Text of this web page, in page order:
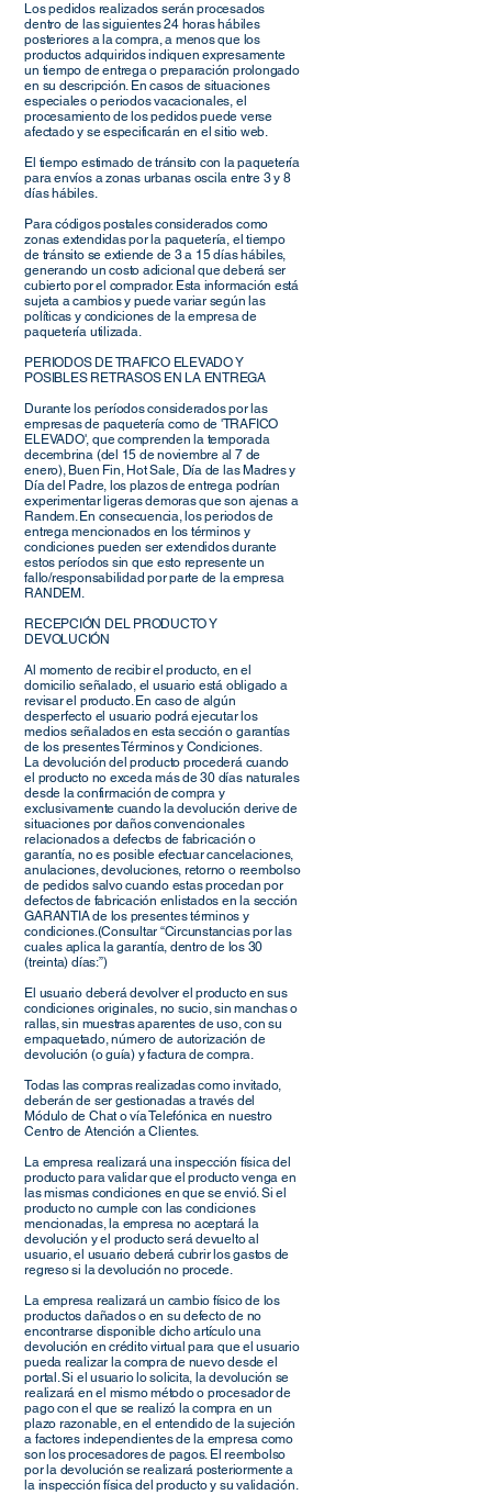
Los pedidos realizados serán procesados
dentro de las siguientes 24 horas hábiles
posteriores a la compra, a menos que los
productos adquiridos indiquen expresamente
un tiempo de entrega o preparación prolongado
en su descripción. En casos de situaciones
especiales o periodos vacacionales, el
procesamiento de los pedidos puede verse
afectado y se especificarán en el sitio web.
El tiempo estimado de tránsito con la paquetería
para envíos a zonas urbanas oscila entre 3 y 8
días hábiles.
Para códigos postales considerados como
zonas extendidas por la paquetería, el tiempo
de tránsito se extiende de 3 a 15 días hábiles,
generando un costo adicional que deberá ser
cubierto por el comprador. Esta información está
sujeta a cambios y puede variar según las
políticas y condiciones de la empresa de
paquetería utilizada.
PERIODOS DE TRAFICO ELEVADO Y
POSIBLES RETRASOS EN LA ENTREGA
Durante los períodos considerados por las
empresas de paquetería como de 'TRAFICO
ELEVADO', que comprenden la temporada
decembrina (del 15 de noviembre al 7 de
enero), Buen Fin, Hot Sale, Día de las Madres y
Día del Padre, los plazos de entrega podrían
experimentar ligeras demoras que son ajenas a
Randem. En consecuencia, los periodos de
entrega mencionados en los términos y
condiciones pueden ser extendidos durante
estos períodos sin que esto represente un
fallo/responsabilidad por parte de la empresa
RANDEM.
RECEPCIÓN DEL PRODUCTO Y
DEVOLUCIÓN
Al momento de recibir el producto, en el
domicilio señalado, el usuario está obligado a
revisar el producto. En caso de algún
desperfecto el usuario podrá ejecutar los
medios señalados en esta sección o garantías
de los presentes Términos y Condiciones.
La devolución del producto procederá cuando
el producto no exceda más de 30 días naturales
desde la confirmación de compra y
exclusivamente cuando la devolución derive de
situaciones por daños convencionales
relacionados a defectos de fabricación o
garantía, no es posible efectuar cancelaciones,
anulaciones, devoluciones, retorno o reembolso
de pedidos salvo cuando estas procedan por
defectos de fabricación enlistados en la sección
GARANTIA de los presentes términos y
condiciones.(Consultar “Circunstancias por las
cuales aplica la garantía, dentro de los 30
(treinta) días:”)
El usuario deberá devolver el producto en sus
condiciones originales, no sucio, sin manchas o
rallas, sin muestras aparentes de uso, con su
empaquetado, número de autorización de
devolución (o guía) y factura de compra.
Todas las compras realizadas como invitado,
deberán de ser gestionadas a través del
Módulo de Chat o vía Telefónica en nuestro
Centro de Atención a Clientes.
La empresa realizará una inspección física del
producto para validar que el producto venga en
las mismas condiciones en que se envió. Si el
producto no cumple con las condiciones
mencionadas, la empresa no aceptará la
devolución y el producto será devuelto al
usuario, el usuario deberá cubrir los gastos de
regreso si la devolución no procede.
La empresa realizará un cambio físico de los
productos dañados o en su defecto de no
encontrarse disponible dicho artículo una
devolución en crédito virtual para que el usuario
pueda realizar la compra de nuevo desde el
portal. Si el usuario lo solicita, la devolución se
realizará en el mismo método o procesador de
pago con el que se realizó la compra en un
plazo razonable, en el entendido de la sujeción
a factores independientes de la empresa como
son los procesadores de pagos. El reembolso
por la devolución se realizará posteriormente a
la inspección física del producto y su validación.